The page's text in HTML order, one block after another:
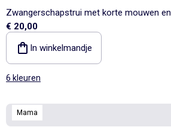
Zwangerschapstrui met korte mouwen en
vetersplitten
€ 20,00
In winkelmandje
6 kleuren
Mama